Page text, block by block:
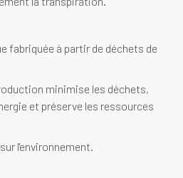
fabriquée à partir de déchets de
minimise les déchets,
et préserve les ressources
l'environnement.